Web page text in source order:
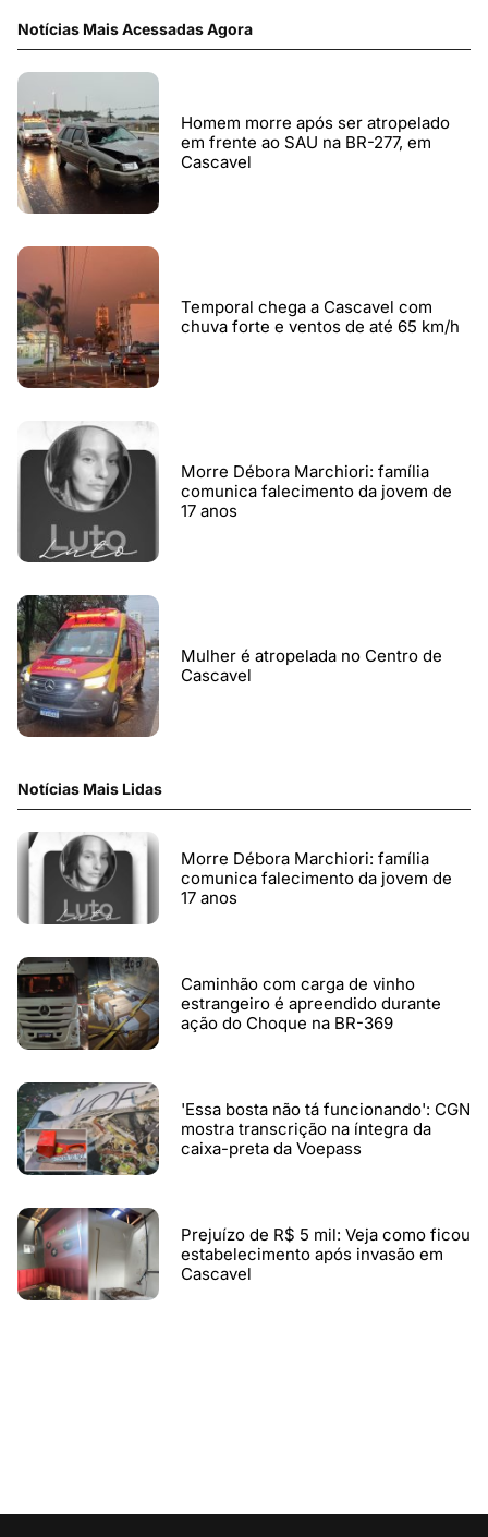
Notícias Mais Acessadas Agora
Homem morre após ser atropelado
em frente ao SAU na BR-277, em
Cascavel
Temporal chega a Cascavel com
chuva forte e ventos de até 65 km/h
Morre Débora Marchiori: família
comunica falecimento da jovem de
17 anos
Mulher é atropelada no Centro de
Cascavel
Notícias Mais Lidas
Morre Débora Marchiori: família
comunica falecimento da jovem de
17 anos
Caminhão com carga de vinho
estrangeiro é apreendido durante
ação do Choque na BR-369
'Essa bosta não tá funcionando': CGN
mostra transcrição na íntegra da
caixa-preta da Voepass
Prejuízo de R$ 5 mil: Veja como ficou
estabelecimento após invasão em
Cascavel